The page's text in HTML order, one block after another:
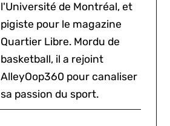
l'Université de Montréal, et
pigiste pour le magazine
Quartier Libre. Mordu de
basketball, il a rejoint
AlleyOop360 pour canaliser
sa passion du sport.